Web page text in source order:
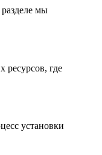
мы
ресурсов, где
установки